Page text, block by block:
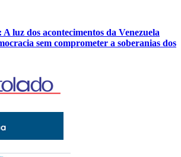
luz dos acontecimentos da Venezuela
sem comprometer a soberanias dos